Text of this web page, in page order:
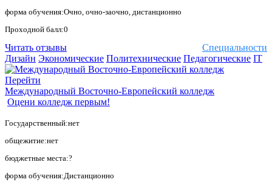
форма обучения:Очно, очно-заочно, дистанционно
Проходной балл:0
Специальности
Читать отзывы
Дизайн Экономические Политехнические Педагогические IT
Перейти
Международный Восточно-Европейский колледж
Оцени колледж первым!
Государственный:нет
общежитие:нет
бюджетные места:?
форма обучения:Дистанционно